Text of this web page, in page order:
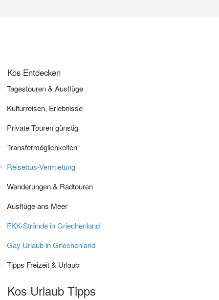
Kos Entdecken
Tagestouren & Ausflüge
Kulturreisen, Erlebnisse
Private Touren günstig
Transfermöglichkeiten
Reisebus-Vermietung
Wanderungen & Radtouren
Ausflüge ans Meer
FKK-Strände in Griechenland
Gay Urlaub in Griechenland
Tipps Freizeit & Urlaub
Kos Urlaub Tipps